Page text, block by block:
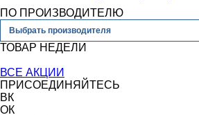
ПО ПРОИЗВОДИТЕЛЮ
Выбрать производителя
ТОВАР НЕДЕЛИ
ВСЕ АКЦИИ
ПРИСОЕДИНЯЙТЕСЬ
ВК
ОК